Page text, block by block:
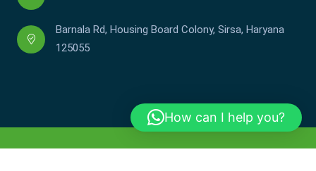
Barnala Rd, Housing Board Colony, Sirsa, Haryana
125055
How can I help you?